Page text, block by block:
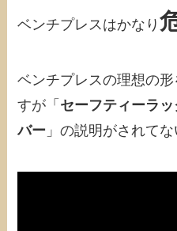
ベンチプレスはかなり
ベンチプレスの理想の
すが「 セーフティーラッ
バー 」の説明がされて